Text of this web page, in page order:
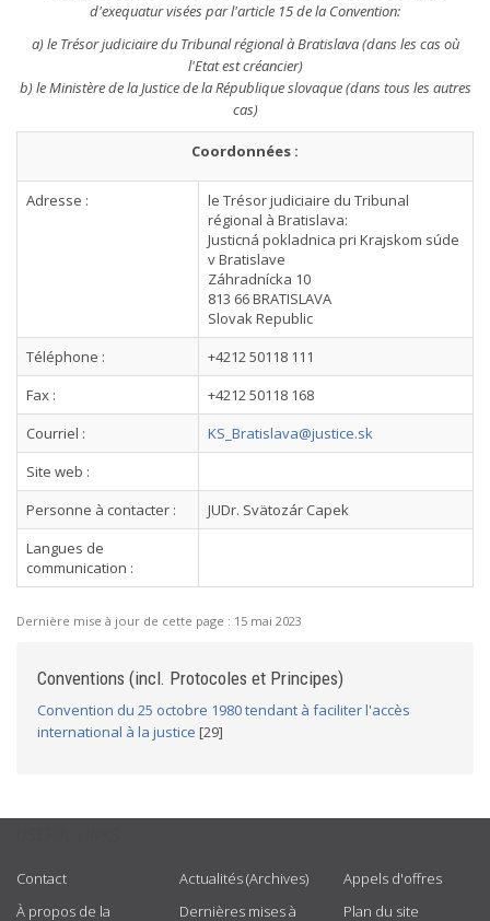
d'exequatur visées par l'article 15 de la Convention:
a) le Trésor judiciaire du Tribunal régional à Bratislava (dans les cas où
l'Etat est créancier)
b) le Ministère de la Justice de la République slovaque (dans tous les autres
cas)
Coordonnées :
Adresse :
le Trésor judiciaire du Tribunal
régional à Bratislava:
Justicná pokladnica pri Krajskom súde
v Bratislave
Záhradnícka 10
813 66 BRATISLAVA
Slovak Republic
Téléphone :
+4212 50118 111
Fax :
+4212 50118 168
Courriel :
KS_Bratislava@justice.sk
Site web :
Personne à contacter :
JUDr. Svätozár Capek
Langues de
communication :
Dernière mise à jour de cette page : 15 mai 2023
Conventions (incl. Protocoles et Principes)
Convention du 25 octobre 1980 tendant à faciliter l'accès
international à la justice [29]
Contact
À propos de la
Actualités (Archives)
Dernières mises à
Appels d'offres
Plan du site